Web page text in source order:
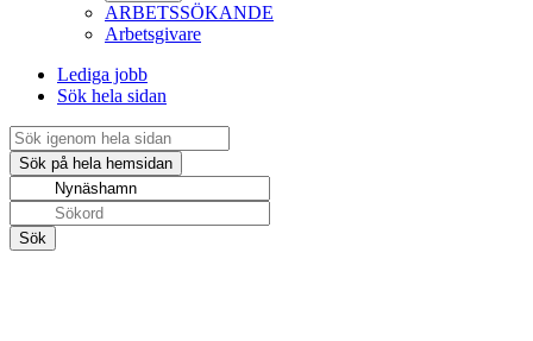
ARBETSSÖKANDE
Arbetsgivare
Lediga jobb
Sök hela sidan